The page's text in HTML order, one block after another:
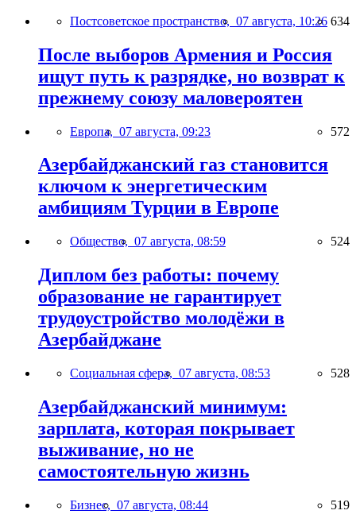
Постсоветское пространство, 07 августа, 10:26 634
После выборов Армения и Россия
ищут путь к разрядке, но возврат к
прежнему союзу маловероятен
Европа, 07 августа, 09:23 572
Азербайджанский газ становится
ключом к энергетическим
амбициям Турции в Европе
Общество, 07 августа, 08:59 524
Диплом без работы: почему
образование не гарантирует
трудоустройство молодёжи в
Азербайджане
Социальная сфера, 07 августа, 08:53 528
Азербайджанский минимум:
зарплата, которая покрывает
выживание, но не
самостоятельную жизнь
Бизнес, 07 августа, 08:44 519